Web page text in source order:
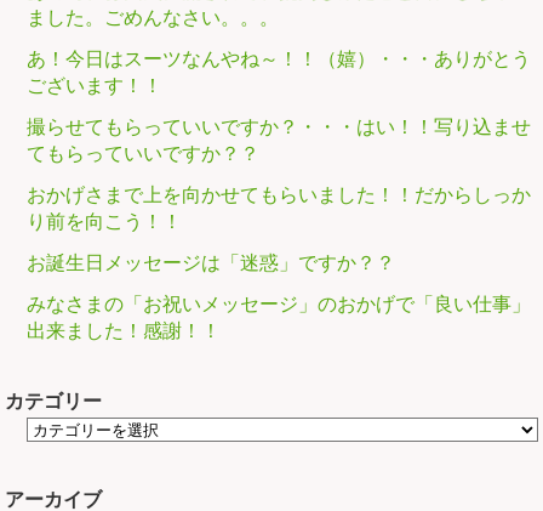
ました。ごめんなさい。。。
あ！今日はスーツなんやね～！！（嬉）・・・ありがとう
ございます！！
撮らせてもらっていいですか？・・・はい！！写り込ませ
てもらっていいですか？？
おかげさまで上を向かせてもらいました！！だからしっか
り前を向こう！！
お誕生日メッセージは「迷惑」ですか？？
みなさまの「お祝いメッセージ」のおかげで「良い仕事」
出来ました！感謝！！
カテゴリー
アーカイブ